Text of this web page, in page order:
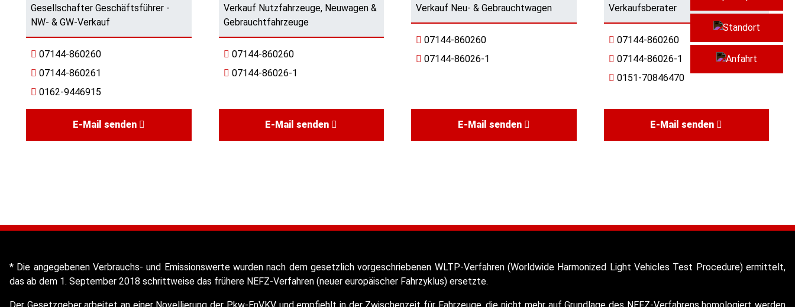
Gesellschafter Geschäftsführer -
NW- & GW-Verkauf
07144-860260
07144-860261
0162-9446915
E-Mail senden
Verkauf Nutzfahrzeuge, Neuwagen &
Gebrauchtfahrzeuge
07144-860260
07144-86026-1
E-Mail senden
Verkauf Neu- & Gebrauchtwagen
07144-860260
07144-86026-1
E-Mail senden
Verkaufsberater
07144-860260
07144-86026-1
0151-70846470
E-Mail senden
* Die angegebenen Verbrauchs- und Emissionswerte wurden nach dem gesetzlich vorgeschriebenen WLTP-Verfahren (Worldwide Harmonized Light Vehicles Test Procedure) ermittelt,
das ab dem 1. September 2018 schrittweise das frühere NEFZ-Verfahren (neuer europäischer Fahrzyklus) ersetzte.